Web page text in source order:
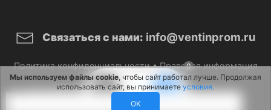
0
Связаться с нами: info@ventinprom.ru
Политика конфиденциальности•Правовая информация
© 2026 ВентИнПром. Все права защищены.
Мы используем файлы cookie, чтобы сайт работал лучше. Продолжая
использовать сайт, вы принимаете условия.
OK